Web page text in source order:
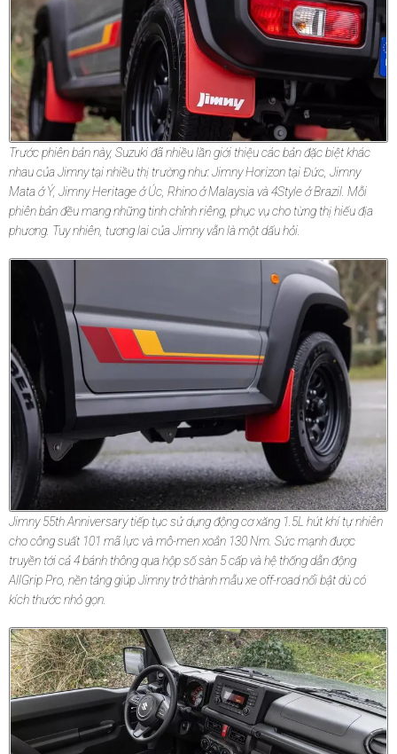
Trước phiên bản này, Suzuki đã nhiều lần giới thiệu các bản đặc biệt khác
nhau của Jimny tại nhiều thị trường như: Jimny Horizon tại Đức, Jimny
Mata ở Ý, Jimny Heritage ở Úc, Rhino ở Malaysia và 4Style ở Brazil. Mỗi
phiên bản đều mang những tinh chỉnh riêng, phục vụ cho từng thị hiếu địa
phương. Tuy nhiên, tương lai của Jimny vẫn là một dấu hỏi.
Jimny 55th Anniversary tiếp tục sử dụng động cơ xăng 1.5L hút khí tự nhiên
cho công suất 101 mã lực và mô-men xoắn 130 Nm. Sức mạnh được
truyền tới cả 4 bánh thông qua hộp số sàn 5 cấp và hệ thống dẫn động
AllGrip Pro, nền tảng giúp Jimny trở thành mẫu xe off-road nổi bật dù có
kích thước nhỏ gọn.